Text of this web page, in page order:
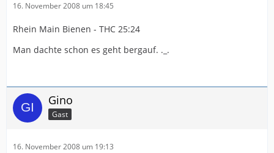
16. November 2008 um 18:45
Rhein Main Bienen - THC 25:24
Man dachte schon es geht bergauf. ._.
Gino
Gast
16. November 2008 um 19:13